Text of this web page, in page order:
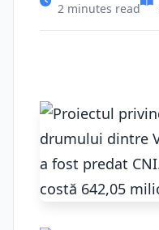
2 minutes read